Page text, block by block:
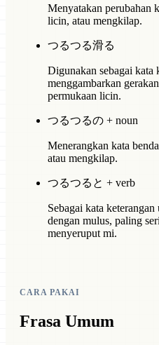
Menyatakan perubahan
licin, atau mengkilap.
つるつる滑る
Digunakan sebagai kata
menggambarkan
permukaan licin.
つるつるの + noun
Menerangkan kata
atau mengkilap.
つるつると + verb
Sebagai kata
dengan mulus, paling
menyeruput mi.
CARA PAKAI
Frasa Umum